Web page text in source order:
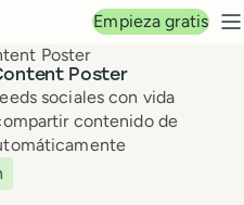
Empieza gratis
Poster
Poster
sociales con vida
contenido de